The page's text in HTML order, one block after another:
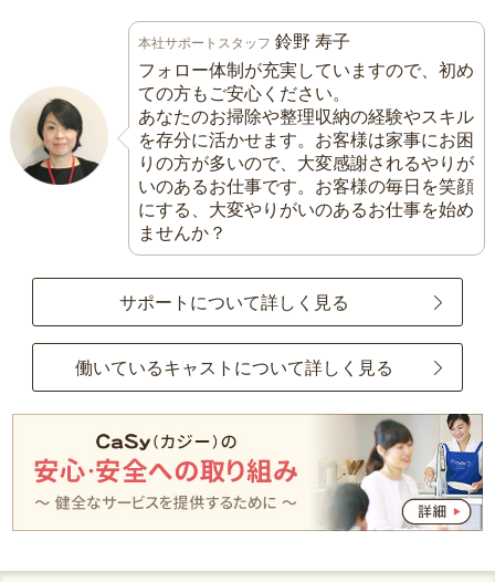
本社サポートスタッフ 鈴野 寿子
フォロー体制が充実していますので、初め
ての方もご安心ください。
あなたのお掃除や整理収納の経験やスキル
を存分に活かせます。お客様は家事にお困
りの方が多いので、大変感謝されるやりが
いのあるお仕事です。お客様の毎日を笑顔
にする、大変やりがいのあるお仕事を始め
ませんか？
サポートについて詳しく見る
働いているキャストについて詳しく見る